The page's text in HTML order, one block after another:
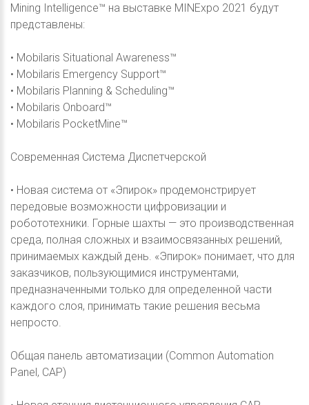
Mining Intelligence™ на выставке MINExpo 2021 будут
представлены:
• Mobilaris Situational Awareness™
• Mobilaris Emergency Support™
• Mobilaris Planning & Scheduling™
• Mobilaris Onboard™
• Mobilaris PocketMine™
Современная Система Диспетчерской
• Новая система от «Эпирок» продемонстрирует
передовые возможности цифровизации и
робототехники. Горные шахты — это производственная
среда, полная сложных и взаимосвязанных решений,
принимаемых каждый день. «Эпирок» понимает, что для
заказчиков, пользующимися инструментами,
предназначенными только для определенной части
каждого слоя, принимать такие решения весьма
непросто.
Общая панель автоматизации (Common Automation
Panel, CAP)